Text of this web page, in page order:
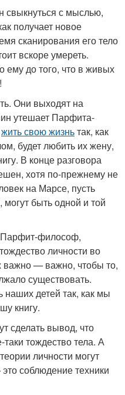
свыкнуться с мыслью,
получает новое
сканирования его тело
вскоре умереть.
до того, что в живых
Они выходят на
утешает Парфита-
жить свою жизньтак, как
будет любить их жену,
В конце разговора
хотя по-прежнему не
на Марсе, пусть
быть одной и той
Парфит-философ,
личности во
важно — важно, чтобы то,
существовать.
детей так, как мы
книгу.
сделать вывод, что
тождество тела. А
личности могут
соблюдение техники